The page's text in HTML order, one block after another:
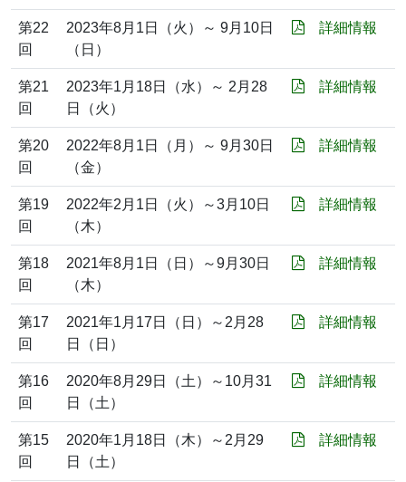
第22
回
2023年8月1日（火）～ 9月10日
（日）
詳細情報
第21
回
2023年1月18日（水）～ 2月28
日（火）
詳細情報
第20
回
2022年8月1日（月）～ 9月30日
（金）
詳細情報
第19
回
2022年2月1日（火）～3月10日
（木）
詳細情報
第18
回
2021年8月1日（日）～9月30日
（木）
詳細情報
第17
回
2021年1月17日（日）～2月28
日（日）
詳細情報
第16
回
2020年8月29日（土）～10月31
日（土）
詳細情報
第15
回
2020年1月18日（木）～2月29
日（土）
詳細情報